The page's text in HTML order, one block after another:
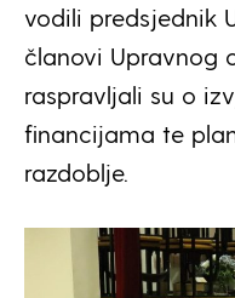
vodili predsjednik
članovi Upravnog
raspravljali su o
financijama te
razdoblje.